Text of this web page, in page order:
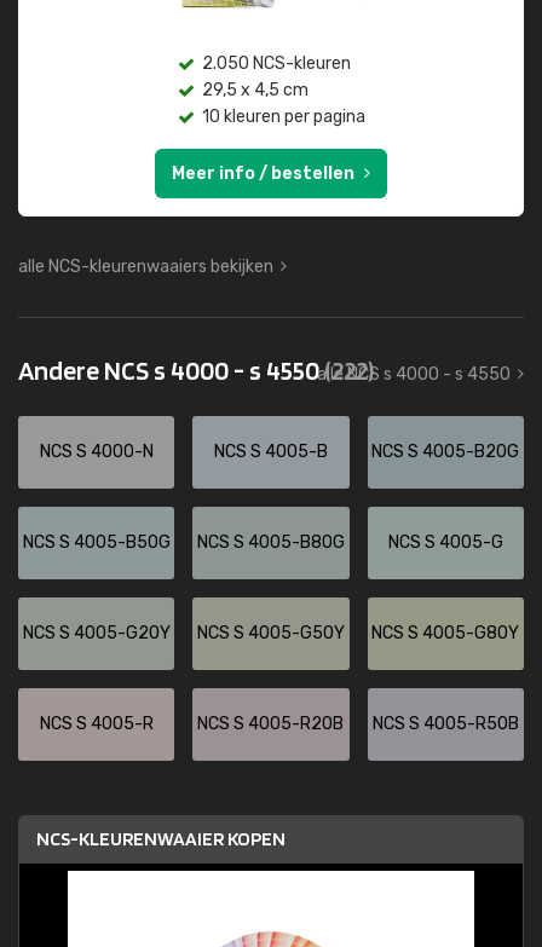
2.050 NCS-kleuren
29,5 x 4,5 cm
10 kleuren per pagina
Meer info / bestellen
alle NCS-kleurenwaaiers bekijken
Andere NCS s 4000 - s 4550(222)
alle NCS s 4000 - s 4550
NCS S 4000-N NCS S 4005-B NCS S 4005-B20G
NCS S 4005-B50G NCS S 4005-B80G NCS S 4005-G
NCS S 4005-G20Y NCS S 4005-G50Y NCS S 4005-G80Y
NCS S 4005-R NCS S 4005-R20B NCS S 4005-R50B
NCS-KLEURENWAAIER KOPEN